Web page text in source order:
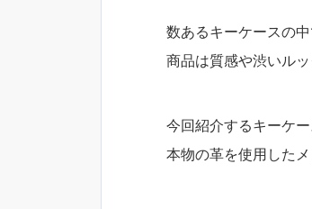
o
o
数あるキーケースの
商品は質感や渋いル
今回紹介するキーケ
本物の革を使用した